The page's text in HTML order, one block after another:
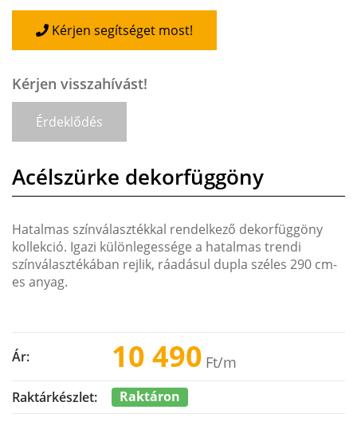
Kérjen segítséget most!
Kérjen visszahívást!
Érdeklődés
Acélszürke dekorfüggöny
Hatalmas színválasztékkal rendelkező dekorfüggöny
kollekció. Igazi különlegessége a hatalmas trendi
színválasztékában rejlik, ráadásul dupla széles 290 cm-
es anyag.
Ár: 10 490 Ft/m
Raktárkészlet: Raktáron